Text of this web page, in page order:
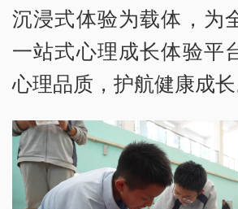
沉浸式体验为载体，为
一站式心理成长体验平
心理品质，护航健康成长